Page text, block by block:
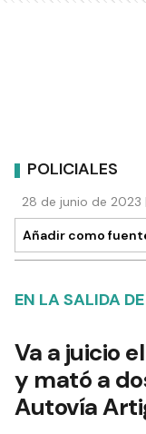
POLICIALES
28 de junio de 2023
Añadir como
EN LA SALIDA
Va a juicio
y mató a
Autovía